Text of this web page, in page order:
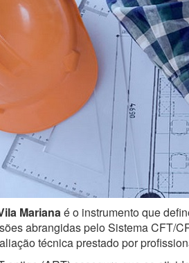
Marianaé o instrumento que
abrangidas pelo Sistema CFT/
técnica prestado por